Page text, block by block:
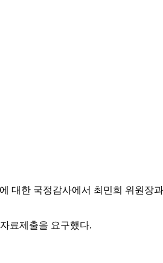
대한 국정감사에서 최민희 위원장
료제출을 요구했다.